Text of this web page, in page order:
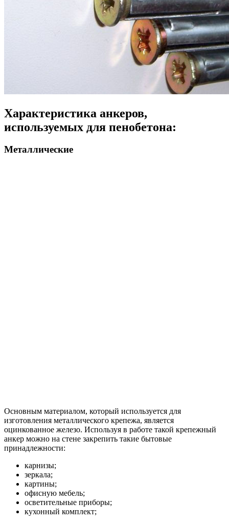
Характеристика анкеров,
используемых для пенобетона:
Металлические
Основным материалом, который используется для
изготовления металлического крепежа, является
оцинкованное железо. Используя в работе такой крепежный
анкер можно на стене закрепить такие бытовые
принадлежности:
карнизы;
зеркала;
картины;
офисную мебель;
осветительные приборы;
кухонный комплект;